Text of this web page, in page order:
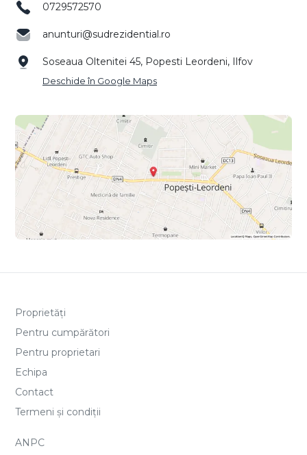
0729572570
anunturi@sudrezidential.ro
Soseaua Oltenitei 45, Popesti Leordeni, Ilfov
Deschide în Google Maps
Proprietăți
Pentru cumpărători
Pentru proprietari
Echipa
Contact
Termeni și condiții
ANPC